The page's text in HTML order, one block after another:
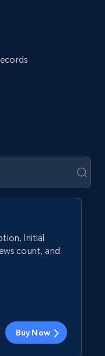
Initial
count, and
Buy Now